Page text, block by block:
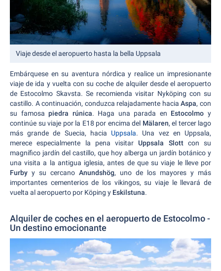
Viaje desde el aeropuerto hasta la bella Uppsala
Embárquese en su aventura nórdica y realice un impresionante
viaje de ida y vuelta con su coche de alquiler desde el aeropuerto
de Estocolmo Skavsta. Se recomienda visitar Nyköping con su
castillo. A continuación, conduzca relajadamente haciaAspa, con
su famosapiedra rúnica. Haga una parada en Estocolmo y
continúe su viaje por la E18 por encima del Mälaren, el tercer lago
más grande de Suecia, hacia Uppsala. Una vez en Uppsala,
merece especialmente la pena visitarUppsala Slottcon su
magnífico jardín del castillo, que hoy alberga un jardín botánico y
una visita a la antigua iglesia, antes de que su viaje le lleve por
Furby y su cercano Anundshög, uno de los mayores y más
importantes cementerios de los vikingos, su viaje le llevará de
vuelta al aeropuerto por Köping y Eskilstuna.
Alquiler de coches en el aeropuerto de Estocolmo -
Un destino emocionante